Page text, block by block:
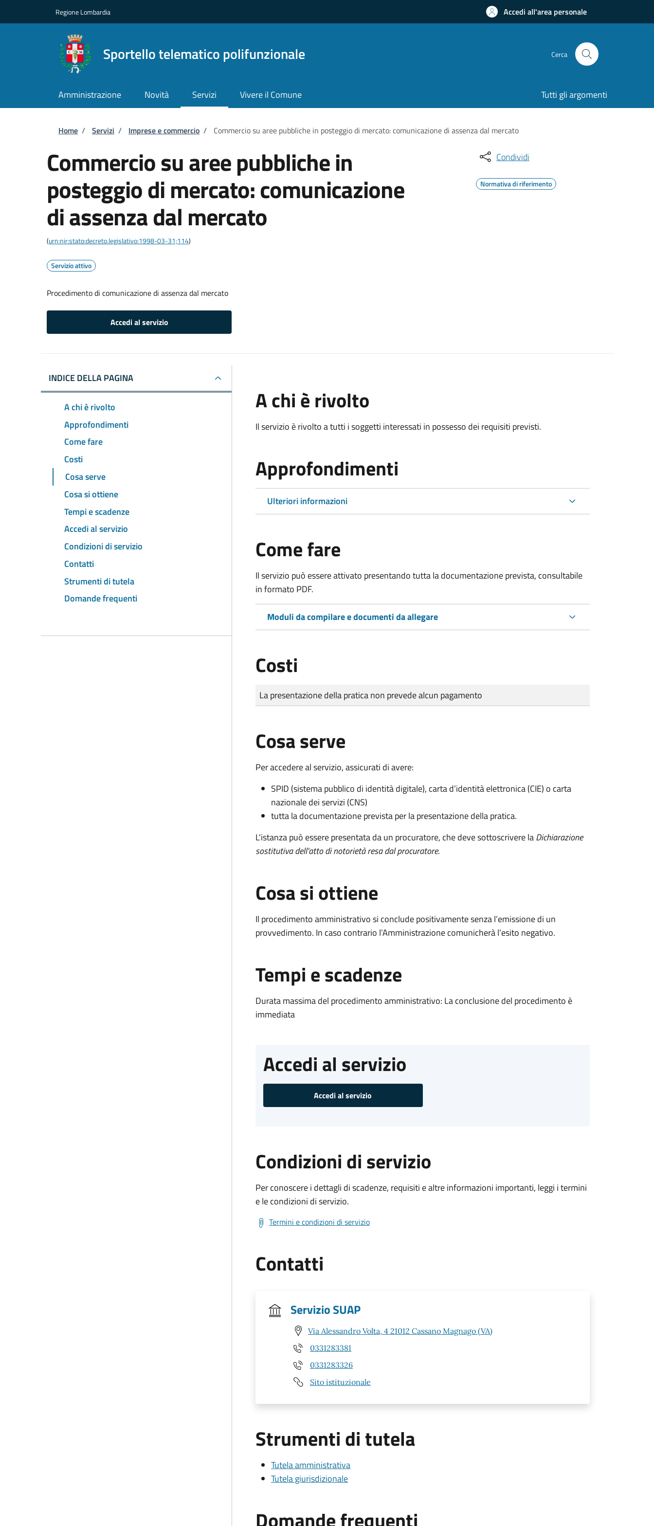
Regione Lombardia Accedi all'area personale
Sportello telematico polifunzionale Cerca
Amministrazione Novità Servizi Vivere il Comune Tutti gli argomenti
Briciole di pane
Home / Servizi / Imprese e commercio / Commercio su aree pubbliche in posteggio di mercato: comunicazione di assenza dal mercato
Commercio su aree pubbliche in
posteggio di mercato: comunicazione
di assenza dal mercato
(urn:nir:stato:decreto.legislativo:1998-03-31;114)
Servizio attivo
Procedimento di comunicazione di assenza dal mercato
Accedi al servizio
Condividi
Normativa di riferimento
INDICE DELLA PAGINA
A chi è rivolto
Approfondimenti
Come fare
Costi
Cosa serve
Cosa si ottiene
Tempi e scadenze
Accedi al servizio
Condizioni di servizio
Contatti
Strumenti di tutela
Domande frequenti
A chi è rivolto
Il servizio è rivolto a tutti i soggetti interessati in possesso dei requisiti previsti.
Approfondimenti
Ulteriori informazioni
Come fare
Il servizio può essere attivato presentando tutta la documentazione prevista, consultabile
in formato PDF.
Moduli da compilare e documenti da allegare
Costi
Tipo di pagamento
Importo
La presentazione della pratica non prevede alcun pagamento
Cosa serve
Per accedere al servizio, assicurati di avere:
SPID (sistema pubblico di identità digitale), carta d’identità elettronica (CIE) o carta
nazionale dei servizi (CNS)
tutta la documentazione prevista per la presentazione della pratica.
L'istanza può essere presentata da un procuratore, che deve sottoscrivere laDichiarazione
sostitutiva dell'atto di notorietà resa dal procuratore.
Cosa si ottiene
Il procedimento amministrativo si conclude positivamente senza l’emissione di un
provvedimento. In caso contrario l’Amministrazione comunicherà l’esito negativo.
Tempi e scadenze
Durata massima del procedimento amministrativo: La conclusione del procedimento è
immediata
Accedi al servizio
Accedi al servizio
Condizioni di servizio
Per conoscere i dettagli di scadenze, requisiti e altre informazioni importanti, leggi i termini
e le condizioni di servizio.
Termini e condizioni di servizio
Contatti
Servizio SUAP
Via Alessandro Volta, 4 21012 Cassano Magnago (VA)
0331283381
0331283326
Sito istituzionale
Strumenti di tutela
Tutela amministrativa
Tutela giurisdizionale